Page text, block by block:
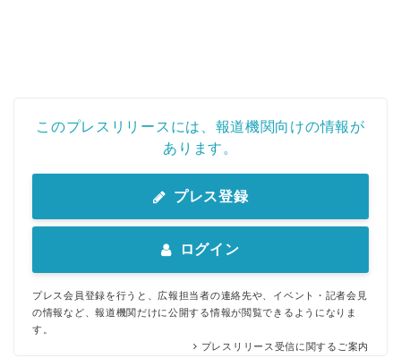
このプレスリリースには、報道機関向けの情報が
あります。
プレス登録
ログイン
プレス会員登録を行うと、広報担当者の連絡先や、イベント・記者会見
の情報など、報道機関だけに公開する情報が閲覧できるようになりま
す。
プレスリリース受信に関するご案内